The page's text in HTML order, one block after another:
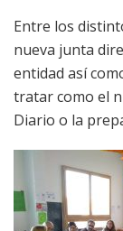
Entre los
nueva junta
entidad así
tratar como el
Diario o la